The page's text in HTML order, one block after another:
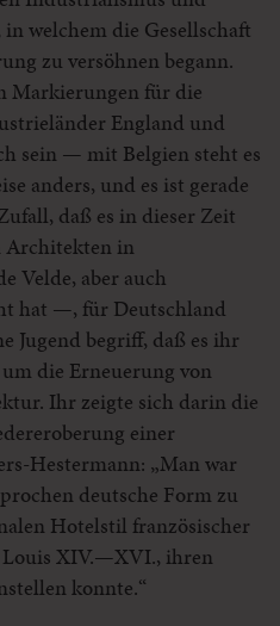
welchem die Gesellschaft
zu versöhnen begann.
Markierungen für die
England und
sein — mit Belgien steht es
anders, und es ist gerade
daß es in dieser Zeit
Architekten in
Velde, aber auch
hat —, für Deutschland
Jugend begriff, daß es ihr
die Erneuerung von
Ihr zeigte sich darin die
einer
Hestermann: „Man war
deutsche Form zu
Hotelstil französischer
Louis XIV.—XVI., ihren
konnte.“